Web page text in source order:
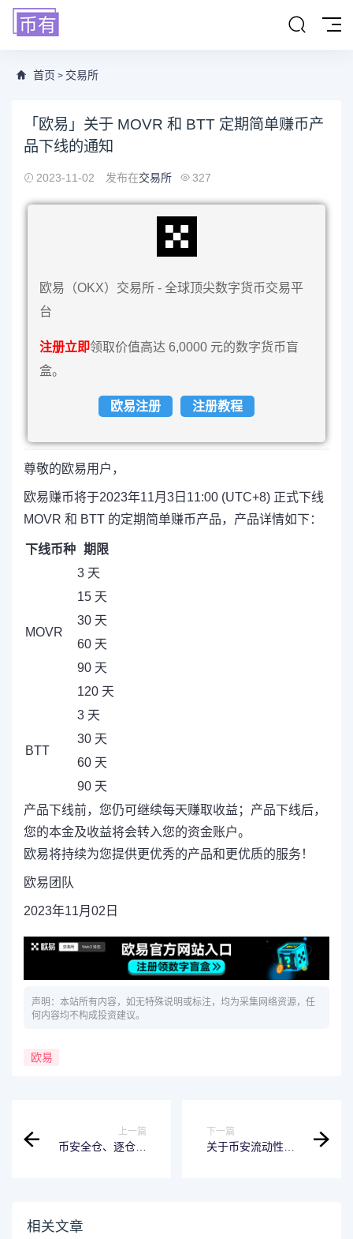
首页 > 交易所
「欧易」关于 MOVR 和 BTT 定期简单赚币产
品下线的通知
2023-11-02 发布在交易所 327
欧易（OKX）交易所 - 全球顶尖数字货币交易平
台
注册立即领取价值高达 6,0000 元的数字货币盲
盒。
欧易注册 注册教程
尊敬的欧易用户，
欧易赚币将于2023年11月3日11:00 (UTC+8) 正式下线
MOVR 和 BTT 的定期简单赚币产品，产品详情如下：
下线币种 期限
MOVR
3 天
15 天
30 天
60 天
90 天
120 天
BTT
3 天
30 天
60 天
90 天
产品下线前，您仍可继续每天赚取收益；产品下线后，
您的本金及收益将会转入您的资金账户。
欧易将持续为您提供更优秀的产品和更优质的服务！
欧易团队
2023年11月02日
声明：本站所有内容，如无特殊说明或标注，均为采集网络资源，任
何内容均不构成投资建议。
欧易
上一篇
币安全仓、逐仓杠
下一篇
关于币安流动性挖
相关文章